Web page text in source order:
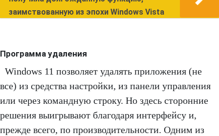
заимствованную из эпохи Windows Vista
Программа удаления
Windows 11 позволяет удалять приложения (не
все) из средства настройки, из панели управления
или через командную строку. Но здесь сторонние
решения выигрывают благодаря интерфейсу и,
прежде всего, по производительности. Одним из